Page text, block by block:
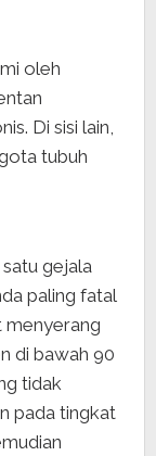
oleh
Di sisi lain,
tubuh
gejala
paling fatal
menyerang
di bawah 90
tidak
pada tingkat